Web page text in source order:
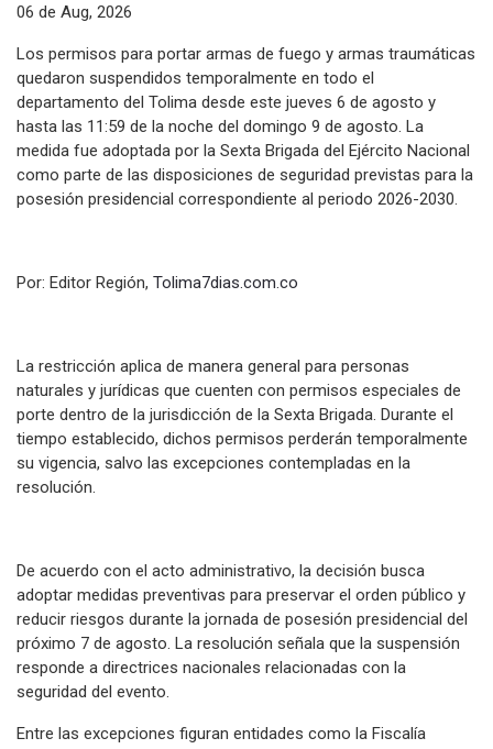
06 de Aug, 2026
Los permisos para portar armas de fuego y armas traumáticas
quedaron suspendidos temporalmente en todo el
departamento del Tolima desde este jueves 6 de agosto y
hasta las 11:59 de la noche del domingo 9 de agosto. La
medida fue adoptada por la Sexta Brigada del Ejército Nacional
como parte de las disposiciones de seguridad previstas para la
posesión presidencial correspondiente al periodo 2026-2030.
Por: Editor Región, Tolima7dias.com.co
La restricción aplica de manera general para personas
naturales y jurídicas que cuenten con permisos especiales de
porte dentro de la jurisdicción de la Sexta Brigada. Durante el
tiempo establecido, dichos permisos perderán temporalmente
su vigencia, salvo las excepciones contempladas en la
resolución.
De acuerdo con el acto administrativo, la decisión busca
adoptar medidas preventivas para preservar el orden público y
reducir riesgos durante la jornada de posesión presidencial del
próximo 7 de agosto. La resolución señala que la suspensión
responde a directrices nacionales relacionadas con la
seguridad del evento.
Entre las excepciones figuran entidades como la Fiscalía